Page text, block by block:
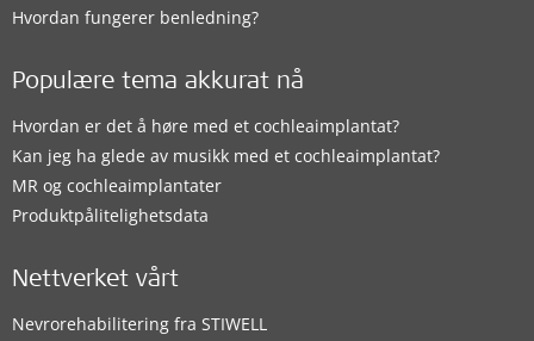
Hvordan fungerer benledning?
Populære tema akkurat nå
Hvordan er det å høre med et cochleaimplantat?
Kan jeg ha glede av musikk med et cochleaimplantat?
MR og cochleaimplantater
Produktpålitelighetsdata
Nettverket vårt
Nevrorehabilitering fra STIWELL